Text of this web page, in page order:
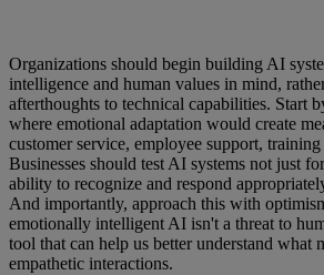
Organizations should begin building AI
intelligence and human values in mind,
afterthoughts to technical capabilities. Start
where emotional adaptation would create
customer service, employee support,
Businesses should test AI systems not just
ability to recognize and respond
And importantly, approach this with
emotionally intelligent AI isn't a threat to
tool that can help us better understand what
empathetic interactions.